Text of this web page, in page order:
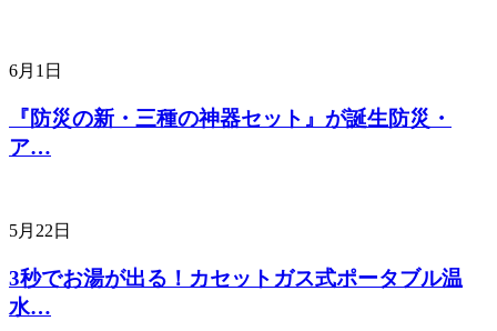
6月1日
『防災の新・三種の神器セット』が誕生防災・
ア…
5月22日
3秒でお湯が出る！カセットガス式ポータブル温
水…